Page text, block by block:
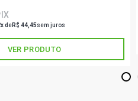
deR$ 44,45sem juros
VER PRODUTO
1